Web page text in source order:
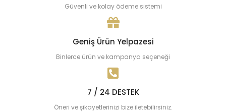
Güvenli ve kolay ödeme sistemi
Geniş Ürün Yelpazesi
Binlerce ürün ve kampanya seçeneği
7 / 24 DESTEK
Öneri ve şikayetlerinizi bize iletebilirsiniz.